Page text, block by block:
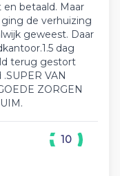
betaald. Maar
de verhuizing
geweest. Daar
dag
terug gestort
VAN
ZORGEN
10